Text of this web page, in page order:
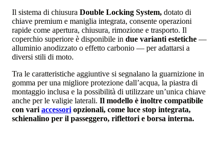
Il sistema di chiusura Double Locking System, dotato di
chiave premium e maniglia integrata, consente operazioni
rapide come apertura, chiusura, rimozione e trasporto. Il
coperchio superiore è disponibile in due varianti estetiche —
alluminio anodizzato o effetto carbonio — per adattarsi a
diversi stili di moto.
Tra le caratteristiche aggiuntive si segnalano la guarnizione in
gomma per una migliore protezione dall’acqua, la piastra di
montaggio inclusa e la possibilità di utilizzare un’unica chiave
anche per le valigie laterali. Il modello è inoltre compatibile
con vari accessori opzionali, come luce stop integrata,
schienalino per il passeggero, riflettori e borsa interna.